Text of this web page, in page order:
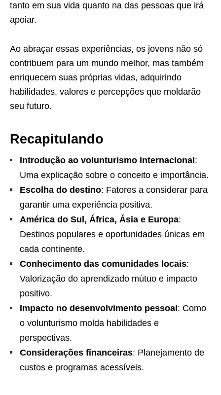
tanto em sua vida quanto na das pessoas que irá
apoiar.
Ao abraçar essas experiências, os jovens não só
contribuem para um mundo melhor, mas também
enriquecem suas próprias vidas, adquirindo
habilidades, valores e percepções que moldarão
seu futuro.
Recapitulando
Introdução ao volunturismo internacional :
Uma explicação sobre o conceito e importância.
Escolha do destino: Fatores a considerar para
garantir uma experiência positiva.
América do Sul, África, Ásia e Europa:
Destinos populares e oportunidades únicas em
cada continente.
Conhecimento das comunidades locais:
Valorização do aprendizado mútuo e impacto
positivo.
Impacto no desenvolvimento pessoal : Como
o volunturismo molda habilidades e
perspectivas.
Considerações financeiras: Planejamento de
custos e programas acessíveis.